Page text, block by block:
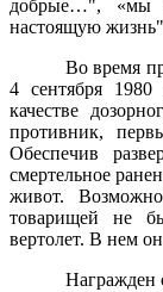
добрые…", «мы
настоящую
Во время
4 сентября
качестве
противник,
Обеспечив
смертельное
живот.
товарищей не
вертолет. В нем
Награжден